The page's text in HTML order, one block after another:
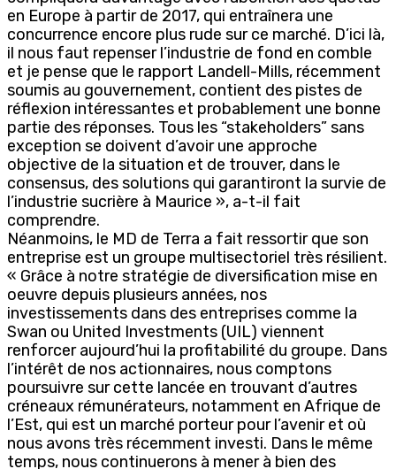
en Europe à partir de 2017, qui entraînera une
concurrence encore plus rude sur ce marché. D’ici là,
il nous faut repenser l’industrie de fond en comble
et je pense que le rapport Landell-Mills, récemment
soumis au gouvernement, contient des pistes de
réflexion intéressantes et probablement une bonne
partie des réponses. Tous les “stakeholders” sans
exception se doivent d’avoir une approche
objective de la situation et de trouver, dans le
consensus, des solutions qui garantiront la survie de
l’industrie sucrière à Maurice », a-t-il fait
comprendre.
Néanmoins, le MD de Terra a fait ressortir que son
entreprise est un groupe multisectoriel très résilient.
« Grâce à notre stratégie de diversification mise en
oeuvre depuis plusieurs années, nos
investissements dans des entreprises comme la
Swan ou United Investments (UIL) viennent
renforcer aujourd’hui la profitabilité du groupe. Dans
l’intérêt de nos actionnaires, nous comptons
poursuivre sur cette lancée en trouvant d’autres
créneaux rémunérateurs, notamment en Afrique de
l’Est, qui est un marché porteur pour l’avenir et où
nous avons très récemment investi. Dans le même
temps, nous continuerons à mener à bien des